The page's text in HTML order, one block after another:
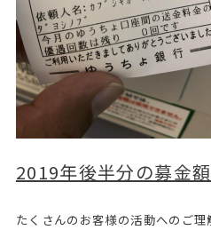
2019年後半分の募金
たくさんのお客様の活動へのご理